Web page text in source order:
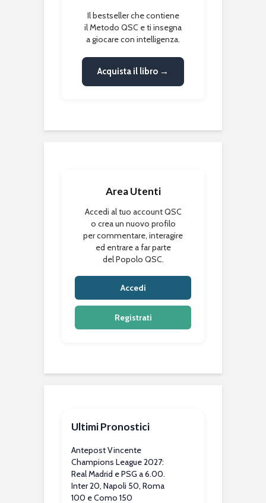
Il bestseller che contiene
il Metodo QSC e ti insegna
a giocare con intelligenza.
Acquista il libro →
Area Utenti
Accedi al tuo account QSC
o crea un nuovo profilo
per commentare, interagire
ed entrare a far parte
del Popolo QSC.
Accedi
Registrati
Ultimi Pronostici
Antepost Vincente
Champions League 2027:
Real Madrid e PSG a 6.00.
Inter 20, Napoli 50, Roma
100 e Como 150